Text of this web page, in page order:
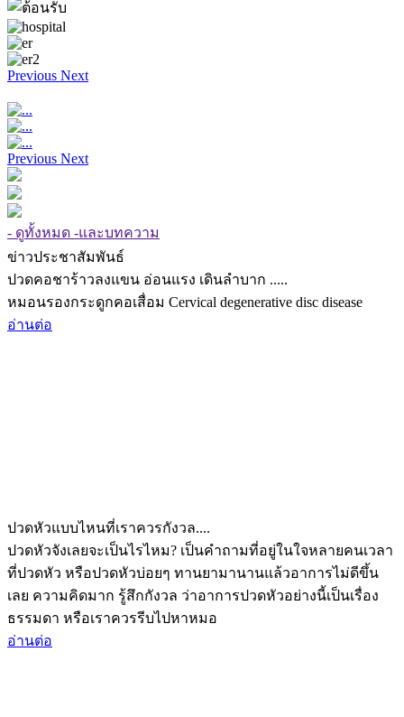
Previous Next
Previous Next
- ดูทั้งหมด -และบทความ
ข่าวประชาสัมพันธ์
ปวดคอชาร้าวลงแขน อ่อนแรง เดินลำบาก .....
หมอนรองกระดูกคอเสื่อม Cervical degenerative disc disease
อ่านต่อ
ปวดหัวแบบไหนที่เราควรกังวล....
ปวดหัวจังเลยจะเป็นไรไหม? เป็นคำถามที่อยู่ในใจหลายคนเวลา
ที่ปวดหัว หรือปวดหัวบ่อยๆ ทานยามานานแล้วอาการไม่ดีขึ้น
เลย ความคิดมาก รู้สึกกังวล ว่าอาการปวดหัวอย่างนี้เป็นเรื่อง
ธรรมดา หรือเราควรรีบไปหาหมอ
อ่านต่อ